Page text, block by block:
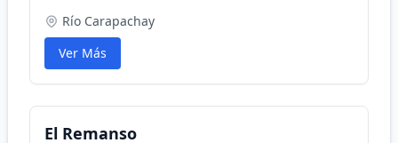
Río Carapachay
Ver Más
El Remanso